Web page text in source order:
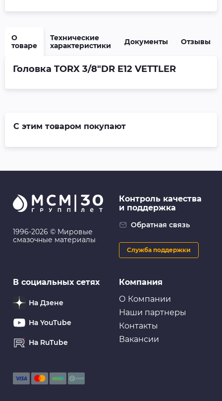
О
товаре
Технические
характеристики
Документы Отзывы
Головка TORX 3/8"DR E12 VETTLER
С этим товаром покупают
1996-2026 © Мировые
смазочные материалы
Компания
О Компании
Наши партнеры
Контакты
Вакансии
Контроль качества
и поддержка
Обратная связь
Служба поддержки
В социальных сетях
На Дзене
На YouTube
На RuTube